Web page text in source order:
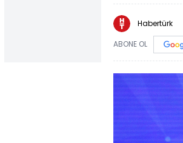
Habertürk
ABONE OL